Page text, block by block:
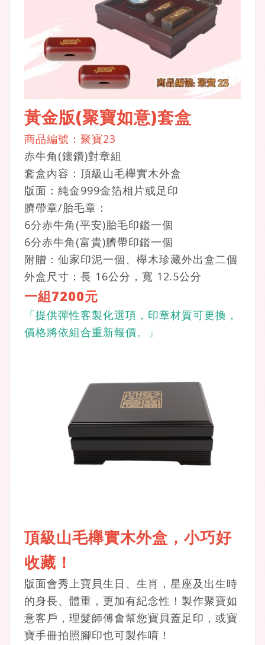
黃金版(聚寶如意)套盒
商品編號：聚寶23
赤牛角(鑲鑽)對章組
套盒內容：頂級山毛櫸實木外盒
版面：純金999金箔相片或足印
臍帶章/胎毛章：
6分赤牛角(平安)胎毛印鑑一個
6分赤牛角(富貴)臍帶印鑑一個
附贈：仙家印泥一個、櫸木珍藏外出盒二個
外盒尺寸：長 16公分，寬 12.5公分
一組7200元
「提供彈性客製化選項，印章材質可更換，
價格將依組合重新報價。」
頂級山毛櫸實木外盒，小巧好
收藏！
版面會秀上寶貝生日、生肖，星座及出生時
的身長、體重，更加有紀念性！製作聚寶如
意客戶，理髮師傅會幫您寶貝蓋足印，或寶
寶手冊拍照腳印也可製作唷！